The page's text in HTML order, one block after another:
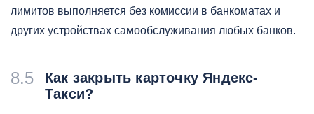
лимитов выполняется без комиссии в банкоматах и
других устройствах самообслуживания любых банков.
8.5
Как закрыть карточку Яндекс-
Такси?